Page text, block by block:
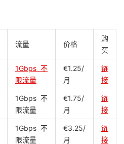
流量 价格
购
买
1Gbps不
限流量
€1.25/
月
链
接
1Gbps不
限流量
€1.75/
月
链
接
1Gbps不
限流量
€3.25/
月
链
接